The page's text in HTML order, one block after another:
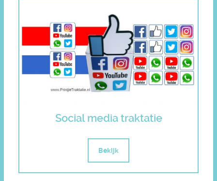
Social media traktatie
Bekijk